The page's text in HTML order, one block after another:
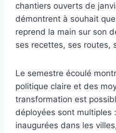
chantiers ouverts de
démontrent à souhait
reprend la main sur son
ses recettes, ses routes,
Le semestre écoulé
politique claire et des
transformation est
déployées sont multiples
inaugurées dans les